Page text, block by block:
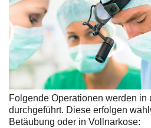
Folgende Operationen werden in
durchgeführt. Diese erfolgen
Betäubung oder in Vollnarkose: